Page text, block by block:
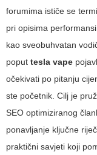
forumima ističe se
pri opisima
kao sveobuhvatan
poput tesla vape
očekivati po pitanju
ste početnik. Cilj je
SEO optimiziranog
ponavljanje ključne
praktični savjeti koji